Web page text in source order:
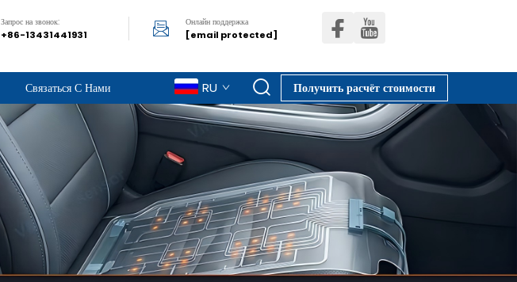
Запрос на звонок:
+86-13431441931
Онлайн поддержка
[email protected]
Связаться С Нами RU Получить расчёт стоимости